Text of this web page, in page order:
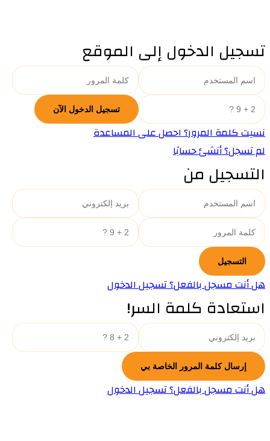
تسجيل الدخول إلى الموقع
نسيت كلمة المرور؟ احصل على المساعدة
لم تسجل؟ أنشئ حسابًا
التسجيل من
هل أنت مسجل بالفعل؟ تسجيل الدخول
استعادة كلمة السر!
هل أنت مسجل بالفعل؟ تسجيل الدخول